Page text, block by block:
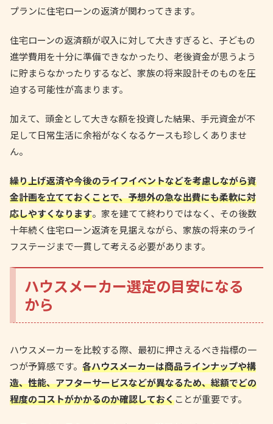
プランに住宅ローンの返済が関わってきます。
住宅ローンの返済額が収入に対して大きすぎると、子どもの
進学費用を十分に準備できなかったり、老後資金が思うよう
に貯まらなかったりするなど、家族の将来設計そのものを圧
迫する可能性が高まります。
加えて、頭金として大きな額を投資した結果、手元資金が不
足して日常生活に余裕がなくなるケースも珍しくありませ
ん。
繰り上げ返済や今後のライフイベントなどを考慮しながら資
金計画を立てておくことで、予想外の急な出費にも柔軟に対
応しやすくなります。家を建てて終わりではなく、その後数
十年続く住宅ローン返済を見据えながら、家族の将来のライ
フステージまで一貫して考える必要があります。
ハウスメーカー選定の目安になる
から
ハウスメーカーを比較する際、最初に押さえるべき指標の一
つが予算感です。 各ハウスメーカーは商品ラインナップや構
造、性能、アフターサービスなどが異なるため、総額でどの
程度のコストがかかるのか確認しておくことが重要です。